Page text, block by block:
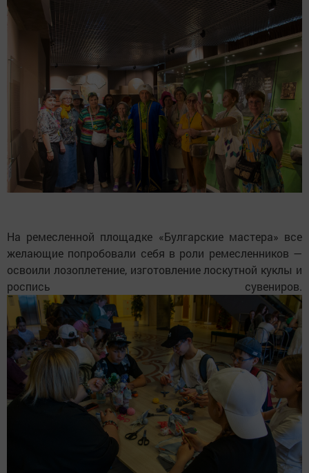
На ремесленной площадке «Булгарские мастера» все
желающие попробовали себя в роли ремесленников —
освоили лозоплетение, изготовление лоскутной куклы и
роспись сувениров.